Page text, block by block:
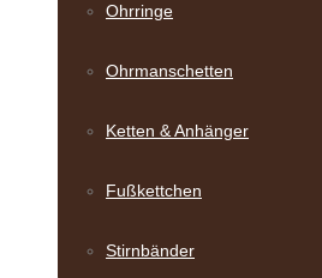
Ohrringe
Ohrmanschetten
Ketten & Anhänger
Fußkettchen
Stirnbänder